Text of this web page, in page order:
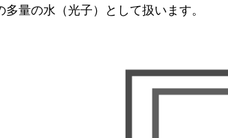
多量の水（光子）として扱います。